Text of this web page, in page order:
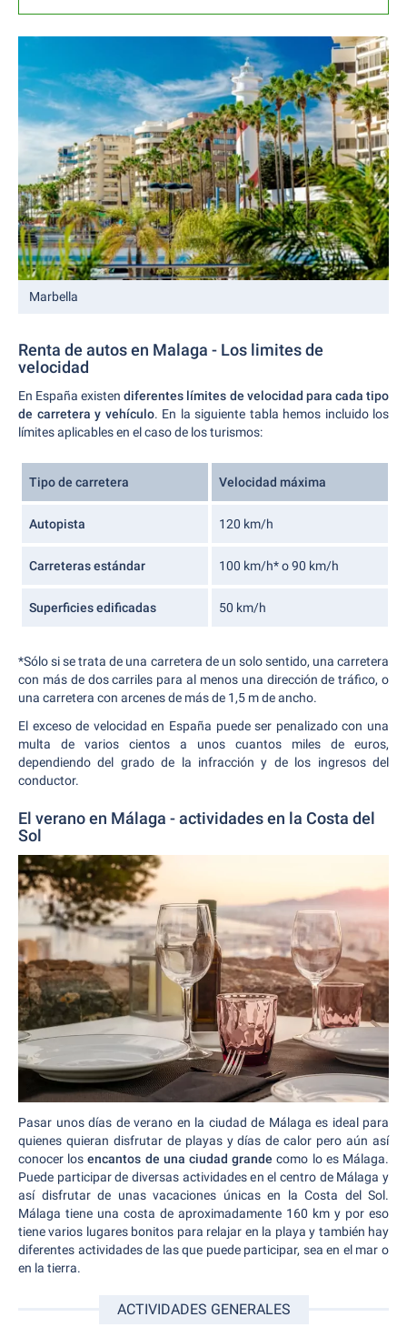
Marbella
Renta de autos en Malaga - Los limites de
velocidad
En España existendiferentes límites de velocidad para cada tipo
de carretera y vehículo. En la siguiente tabla hemos incluido los
límites aplicables en el caso de los turismos:
Tipo de carretera Velocidad máxima
Autopista 120 km/h
Carreteras estándar 100 km/h* o 90 km/h
Superficies edificadas 50 km/h
*Sólo si se trata de una carretera de un solo sentido, una carretera
con más de dos carriles para al menos una dirección de tráfico, o
una carretera con arcenes de más de 1,5 m de ancho.
El exceso de velocidad en España puede ser penalizado con una
multa de varios cientos a unos cuantos miles de euros,
dependiendo del grado de la infracción y de los ingresos del
conductor.
El verano en Málaga - actividades en la Costa del
Sol
Pasar unos días de verano en la ciudad de Málaga es ideal para
quienes quieran disfrutar de playas y días de calor pero aún así
conocer losencantos de una ciudad grande como lo es Málaga.
Puede participar de diversas actividades en el centro de Málaga y
así disfrutar de unas vacaciones únicas en la Costa del Sol.
Málaga tiene una costa de aproximadamente 160 km y por eso
tiene varios lugares bonitos para relajar en la playa y también hay
diferentes actividades de las que puede participar, sea en el mar o
en la tierra.
ACTIVIDADES GENERALES